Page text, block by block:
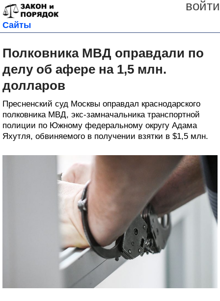
войти
Сайты
Полковника МВД оправдали по
делу об афере на 1,5 млн.
долларов
Пресненский суд Москвы оправдал краснодарского
полковника МВД, экс-замначальника транспортной
полиции по Южному федеральному округу Адама
Яхутля, обвиняемого в получении взятки в $1,5 млн.